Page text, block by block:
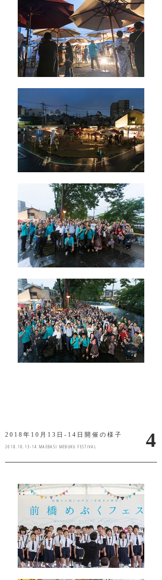
2018年10月13日-14日開催の様子
2018.10.13-14 MAEBASI MEBUKU FESTIVAL 4